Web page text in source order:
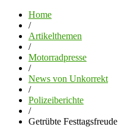
Home
/
Artikelthemen
/
Motorradpresse
/
News von Unkorrekt
/
Polizeiberichte
/
Getrübte Festtagsfreude